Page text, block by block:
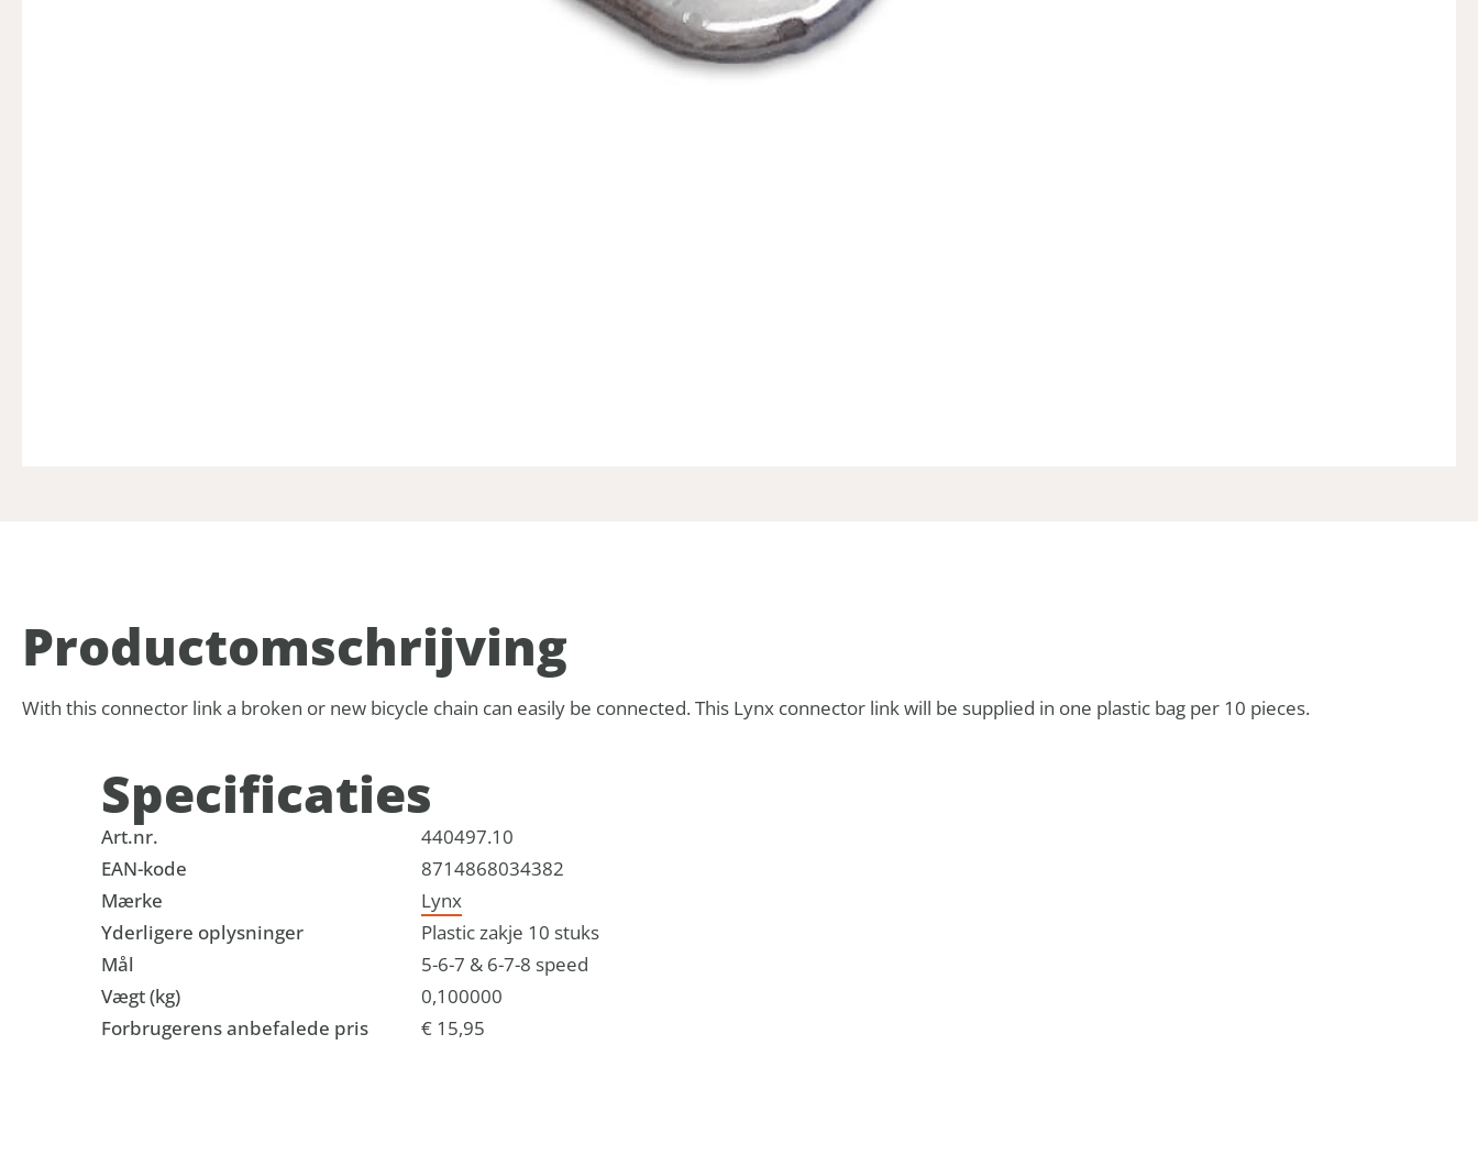
Product­omschrijving
With this connector link a broken or new bicycle chain can easily be connected. This Lynx connector link will be supplied in one plastic bag per 10 pieces.
Specificaties
Art.nr.
440497.10
EAN-kode
8714868034382
Mærke
Lynx
Yderligere oplysninger
Plastic zakje 10 stuks
Mål
5-6-7 & 6-7-8 speed
Vægt (kg)
0,100000
Forbrugerens anbefalede pris
€ 15,95